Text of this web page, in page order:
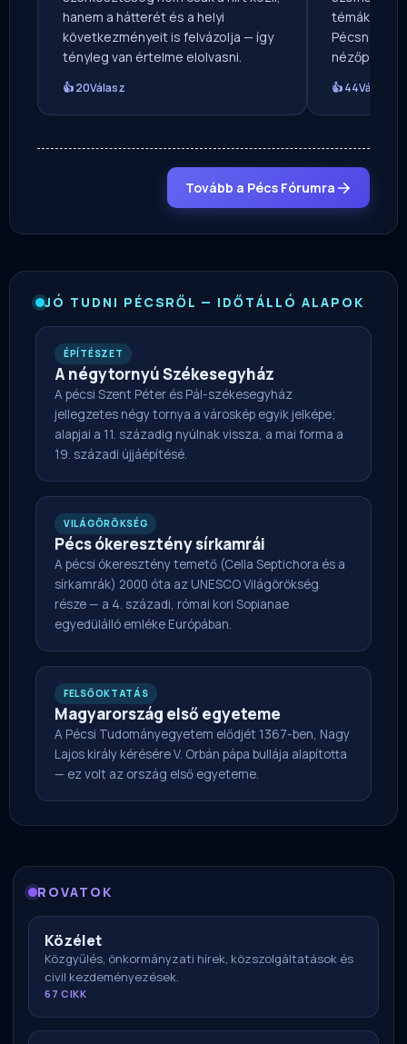
hanem a hátterét és a helyi
következményeit is felvázolja — így
tényleg van értelme elolvasni.
👍 20Válasz
témákat —
Pécsnek ír,
👍 44Válasz
Tovább a Pécs Fórumra
JÓ TUDNI PÉCSRŐL — IDŐTÁLLÓ ALAPOK
ÉPÍTÉSZET
A négytornyú Székesegyház
A pécsi Szent Péter és Pál-székesegyház
jellegzetes négy tornya a városkép egyik jelképe;
alapjai a 11. századig nyúlnak vissza, a mai forma a
19. századi újjáépítésé.
VILÁGÖRÖKSÉG
Pécs ókeresztény sírkamrái
A pécsi ókeresztény temető (Cella Septichora és a
sírkamrák) 2000 óta az UNESCO Világörökség
része — a 4. századi, római kori Sopianae
egyedülálló emléke Európában.
FELSŐOKTATÁS
Magyarország első egyeteme
A Pécsi Tudományegyetem elődjét 1367-ben, Nagy
Lajos király kérésére V. Orbán pápa bullája alapította
— ez volt az ország első egyeteme.
ROVATOK
Közélet
Közgyűlés, önkormányzati hírek, közszolgáltatások és
civil kezdeményezések.
67 CIKK